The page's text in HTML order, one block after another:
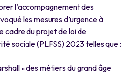
l’accompagnement des
les mesures d’urgence à
cadre du projet de loi de
sociale (PLFSS) 2023 telles que :
» des métiers du grand âge